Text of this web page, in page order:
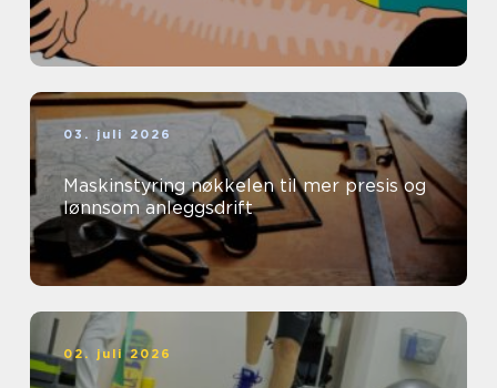
03. juli 2026
Maskinstyring nøkkelen til mer presis og
lønnsom anleggsdrift
02. juli 2026